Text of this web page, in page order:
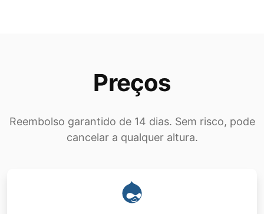
Preços
Reembolso garantido de 14 dias. Sem risco, pode
cancelar a qualquer altura.